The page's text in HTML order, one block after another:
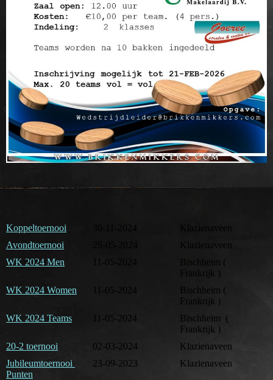
Koppeltoernooi
Klazienaveen
Avondtoernooi
Klazienaveen
WK 2024 Men
Bischheim (
Frankrijk )
WK 2024 Women
11-05-2024
Bischheim (
Frankrijk )
WK 2024 Teams
11-05-2024
Bischheim (
Frankrijk )
20-2 toernooi
02-03-2024
Klazienaveen
Jubileumtoernooi
Punten
23-09-2023 Klazienaveen